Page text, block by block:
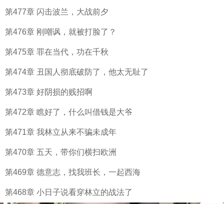
第477章 闪击波兰，大战前夕
第476章 刚嘲讽，就被打脸了？
第475章 罪在当代，功在千秋
第474章 丑国人彻底破防了，他太无耻了
第473章 好阴损的贱招啊
第472章 瞧好了，什么叫借钱是大爷
第471章 我林立从来不骗未成年
第470章 五天，带你们横扫欧洲
第469章 德意志，找我班长，一起西海
第468章 小日子说看穿林立的战法了